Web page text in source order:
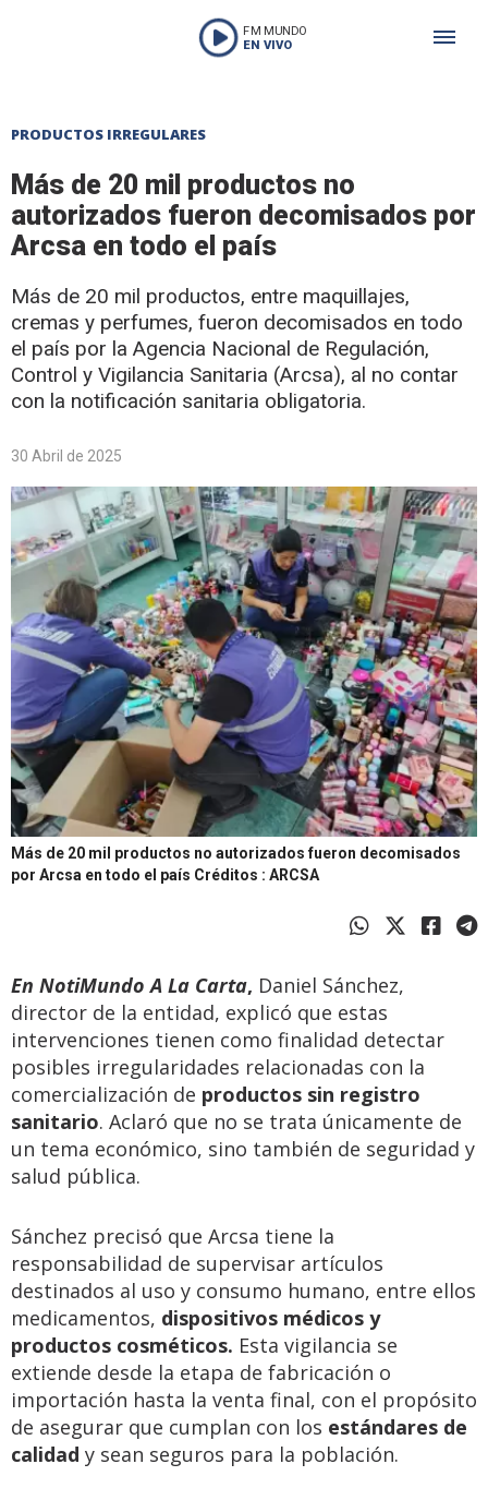
FM MUNDO
EN VIVO
PRODUCTOS IRREGULARES
Más de 20 mil productos no
autorizados fueron decomisados por
Arcsa en todo el país
Más de 20 mil productos, entre maquillajes,
cremas y perfumes, fueron decomisados en todo
el país por la Agencia Nacional de Regulación,
Control y Vigilancia Sanitaria (Arcsa), al no contar
con la notificación sanitaria obligatoria.
30 Abril de 2025
Más de 20 mil productos no autorizados fueron decomisados
por Arcsa en todo el país Créditos : ARCSA
En NotiMundo A La Carta, Daniel Sánchez,
director de la entidad, explicó que estas
intervenciones tienen como finalidad detectar
posibles irregularidades relacionadas con la
comercialización de productos sin registro
sanitario. Aclaró que no se trata únicamente de
un tema económico, sino también de seguridad y
salud pública.
Sánchez precisó que Arcsa tiene la
responsabilidad de supervisar artículos
destinados al uso y consumo humano, entre ellos
medicamentos, dispositivos médicos y
productos cosméticos. Esta vigilancia se
extiende desde la etapa de fabricación o
importación hasta la venta final, con el propósito
de asegurar que cumplan con los estándares de
calidad y sean seguros para la población.